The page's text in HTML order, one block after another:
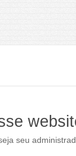
seu